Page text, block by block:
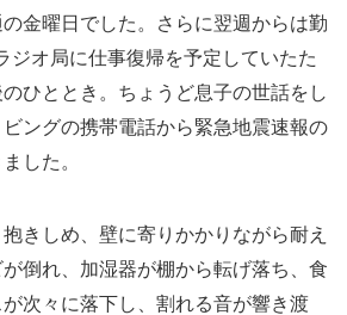
金曜日でした。さらに翌週からは勤
ジオ局に仕事復帰を予定していたた
ひととき。ちょうど息子の世話をし
ングの携帯電話から緊急地震速報の
した。
きしめ、壁に寄りかかりながら耐え
倒れ、加湿器が棚から転げ落ち、食
次々に落下し、割れる音が響き渡